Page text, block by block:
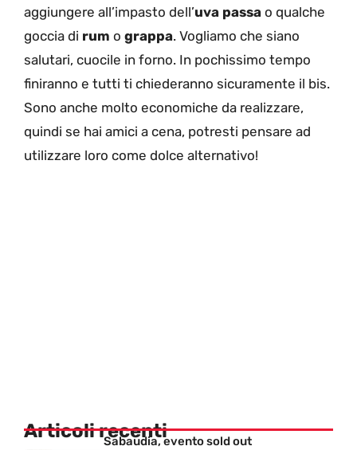
aggiungere all’impasto dell’uva passa o qualche
goccia di rum o grappa. Vogliamo che siano
salutari, cuocile in forno. In pochissimo tempo
finiranno e tutti ti chiederanno sicuramente il bis.
Sono anche molto economiche da realizzare,
quindi se hai amici a cena, potresti pensare ad
utilizzare loro come dolce alternativo!
Articoli recentiSabaudia, evento sold out